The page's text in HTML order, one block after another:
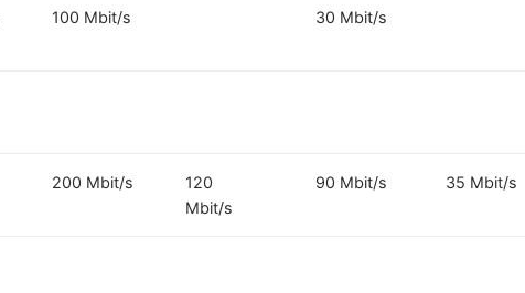
100 Mbit/s 30 Mbit/s
200 Mbit/s
120
Mbit/s
90 Mbit/s 35 Mbit/s